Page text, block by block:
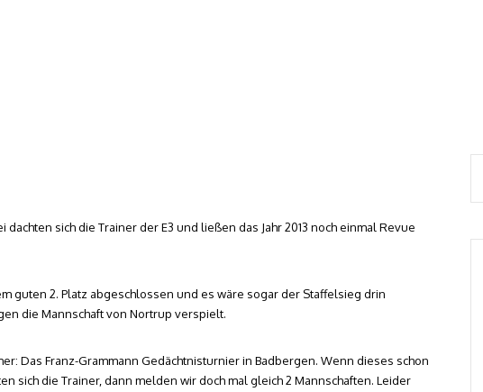
dachten sich die Trainer der E3 und ließen das Jahr 2013 noch einmal Revue
guten 2. Platz abgeschlossen und es wäre sogar der Staffelsieg drin
die Mannschaft von Nortrup verspielt.
Das Franz-Grammann Gedächtnisturnier in Badbergen. Wenn dieses schon
sich die Trainer, dann melden wir doch mal gleich 2 Mannschaften. Leider